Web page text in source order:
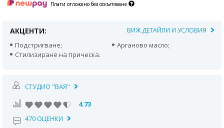
Плати отложено без оскъпяване
АКЦЕНТИ: ВИЖ ДЕТАЙЛИ И УСЛОВИЯ
Подстригване;
Арганово масло;
Стилизиране на прическа.
СТУДИО "ВАЯ"
4.73
470 ОЦЕНКИ